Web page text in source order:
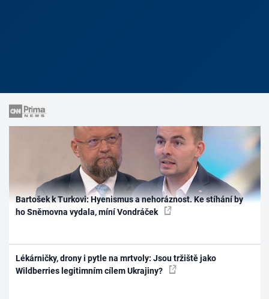
Bartošek k Turkovi: Hyenismus a nehoráznost. Ke stíhání by
ho Sněmovna vydala, míní Vondráček
Lékárničky, drony i pytle na mrtvoly: Jsou tržiště jako
Wildberries legitimním cílem Ukrajiny?